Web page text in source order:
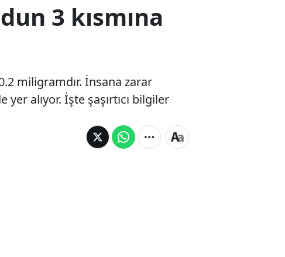
3 kısmına
miligramdır. İnsana zarar
alıyor. İşte şaşırtıcı bilgiler